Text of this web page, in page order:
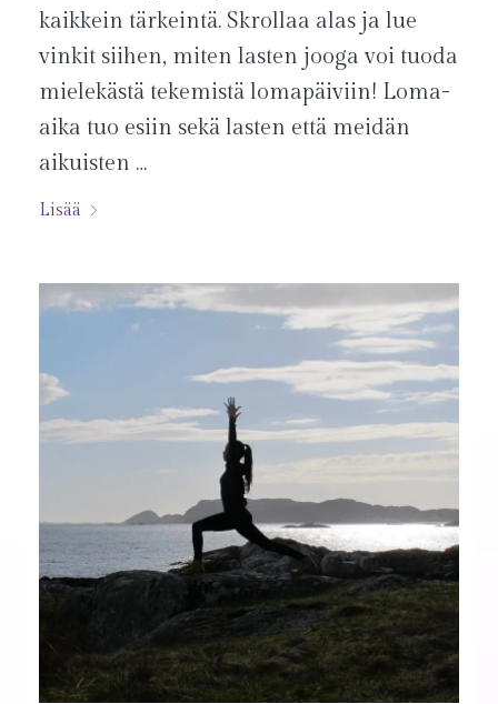
kaikkein tärkeintä. Skrollaa alas ja lue
vinkit siihen, miten lasten jooga voi tuoda
mielekästä tekemistä lomapäiviin! Loma-
aika tuo esiin sekä lasten että meidän
aikuisten …
Lisää